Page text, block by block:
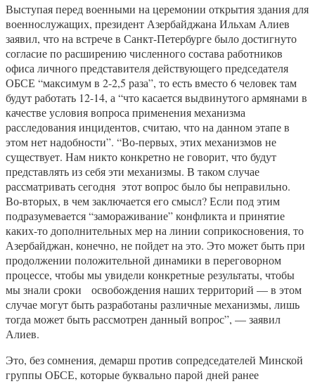
Выступая перед военными на церемонии открытия здания для
военнослужащих, президент Азербайджана Ильхам Алиев
заявил, что на встрече в Санкт-Петербурге было достигнуто
согласие по расширению численного состава работников
офиса личного представителя действующего председателя
ОБСЕ “максимум в 2-2,5 раза”, то есть вместо 6 человек там
будут работать 12-14, а “что касается выдвинутого армянами в
качестве условия вопроса применения механизма
расследования инцидентов, считаю, что на данном этапе в
этом нет надобности”. “Во-первых, этих механизмов не
существует. Нам никто конкретно не говорит, что будут
представлять из себя эти механизмы. В таком случае
рассматривать сегодня этот вопрос было бы неправильно.
Во-вторых, в чем заключается его смысл? Если под этим
подразумевается “замораживание” конфликта и принятие
каких-то дополнительных мер на линии соприкосновения, то
Азербайджан, конечно, не пойдет на это. Это может быть при
продолжении положительной динамики в переговорном
процессе, чтобы мы увидели конкретные результаты, чтобы
мы знали сроки освобождения наших территорий — в этом
случае могут быть разработаны различные механизмы, лишь
тогда может быть рассмотрен данный вопрос”, — заявил
Алиев.
Это, без сомнения, демарш против сопредседателей Минской
группы ОБСЕ, которые буквально парой дней ранее